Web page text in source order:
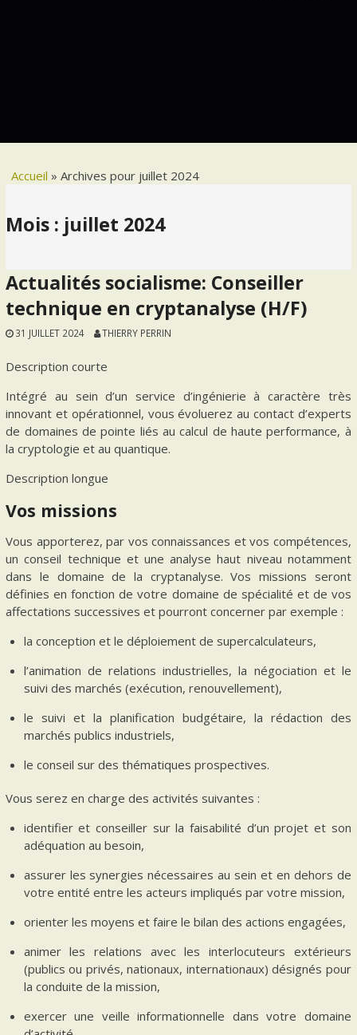
Accueil »Archives pour juillet 2024
Mois : juillet 2024
Actualités socialisme: Conseiller
technique en cryptanalyse (H/F)
31 JUILLET 2024 THIERRY PERRIN
Description courte
Intégré au sein d’un service d’ingénierie à caractère très
innovant et opérationnel, vous évoluerez au contact d’experts
de domaines de pointe liés au calcul de haute performance, à
la cryptologie et au quantique.
Description longue
Vos missions
Vous apporterez, par vos connaissances et vos compétences,
un conseil technique et une analyse haut niveau notamment
dans le domaine de la cryptanalyse. Vos missions seront
définies en fonction de votre domaine de spécialité et de vos
affectations successives et pourront concerner par exemple :
la conception et le déploiement de supercalculateurs,
l’animation de relations industrielles, la négociation et le
suivi des marchés (exécution, renouvellement),
le suivi et la planification budgétaire, la rédaction des
marchés publics industriels,
le conseil sur des thématiques prospectives.
Vous serez en charge des activités suivantes :
identifier et conseiller sur la faisabilité d’un projet et son
adéquation au besoin,
assurer les synergies nécessaires au sein et en dehors de
votre entité entre les acteurs impliqués par votre mission,
orienter les moyens et faire le bilan des actions engagées,
animer les relations avec les interlocuteurs extérieurs
(publics ou privés, nationaux, internationaux) désignés pour
la conduite de la mission,
exercer une veille informationnelle dans votre domaine